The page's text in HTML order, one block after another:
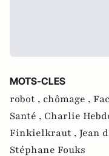
MOTS-CLES
robot , chômage ,
Santé , Charlie
Finkielkraut , Jean
Stéphane Fouks